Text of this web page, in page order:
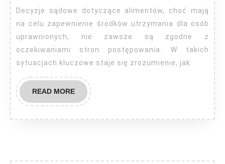
od
wyroku
sądu
o
alimenty?
Decyzje sądowe dotyczące alimentów, choć mają
na celu zapewnienie środków utrzymania dla osób
uprawnionych, nie zawsze są zgodne z
oczekiwaniami stron postępowania. W takich
sytuacjach kluczowe staje się zrozumienie, jak
READ MOREREAD
MORE